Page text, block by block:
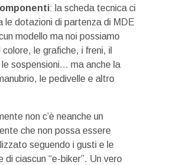
: la scheda tecnica ci
le dotazioni di partenza di MDE
modello ma noi possiamo
colore, le grafiche, i freni, il
sospensioni… ma anche la
le pedivelle e altro
non c’è neanche un
che non possa essere
seguendo i gusti e le
di ciascun “e-biker”. Un vero